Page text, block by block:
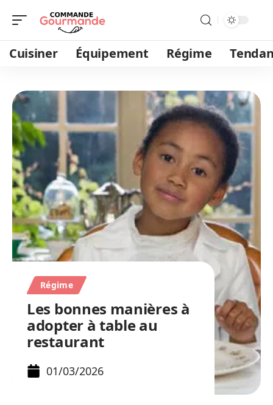
Cuisiner Équipement Régime
Régime
Les bonnes manières à
adopter à table au
restaurant
01/03/2026